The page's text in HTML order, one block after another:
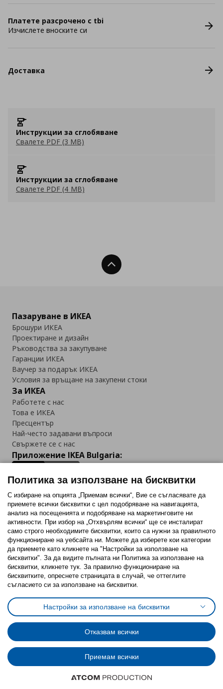
Платете разсрочено с tbi
Изчислете вноските си
Доставка
Инструкции за сглобяване
Свалете PDF (3 MB)
Инструкции за сглобяване
Свалете PDF (4 MB)
Нагоре
Пазаруване в ИКЕА
Брошури ИКЕА
Проектиране и дизайн
Ръководства за закупуване
Гаранции ИКЕА
Ваучер за подарък ИКЕА
Условия за връщане на закупени стоки
За ИКЕА
Работете с нас
Това е ИКЕА
Пресцентър
Най-често задавани въпроси
Свържете се с нас
Приложение IKEA Bulgaria:
Последвайте ни:
FacebookTwitterYoutubePinterestInstagram
Политика за използване на бисквитки (Cookies)
Избор на настройки за използване на бисквитки
Условия за ползване на ikea.bgОбща политика за личните данни
Политика за защита на личните данни на ikea.bg
Общи условия на програма IKEA Family
Политика за защита на лични данни на програма IKEA Family
© Inter-IKEA Systems B.V. 1999 - 2025
Политика за използване на бисквитки
С избиране на опцията „Приемам всички“, Вие се съгласявате да
приемете всички бисквитки с цел подобряване на навигацията,
анализ на посещенията и подобряване на маркетинговите ни
активности. При избор на „Отхвърлям всички“ ще се инсталират
само строго необходимитe бисквитки, които са нужни за правилното
функциониране на уебсайта ни. Можете да изберете кои категории
да приемете като кликнете на "Настройки за използване на
бисквитки". За да видите пълната ни Политика за използване на
бисквитки, кликнете тук. За правилно функциониране на
бисквитките, опреснете страницата в случай, че оттеглите
съгласието си за използване на бисквитки.
Настройки за използване на бисквитки
Отказвам всички
Приемам всички